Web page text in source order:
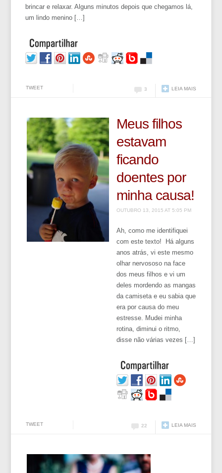
brincar e relaxar. Alguns minutos depois que chegamos lá,
um lindo menino […]
TWEET LEIA MAIS
3
Meus filhos
estavam
ficando
doentes por
minha causa!
OUTUBRO 13, 2015 AT 5:05 PM
Ah, como me identifiquei
com este texto! Há alguns
anos atrás, vi este mesmo
olhar nervososo na face
dos meus filhos e vi um
deles mordendo as mangas
da camiseta e eu sabia que
era por causa do meu
estresse. Mudei minha
rotina, diminui o ritmo,
disse não várias vezes […]
TWEET LEIA MAIS
22